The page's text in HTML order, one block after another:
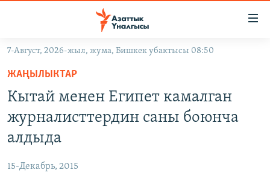
Навигацияга
өтүңүз
Издөөгө
салыңыз
МАДАНИЯТ
УКРАИНА
ТВ ПРОГРАММАЛАР
7-Август, 2026-жыл, жума, Бишкек убактысы 08:50
ЖАҢЫЛЫКТАР
Кытай менен Египет камалган
журналисттердин саны боюнча
алдыда
15-Декабрь, 2015